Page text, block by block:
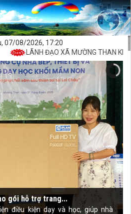
07/08/2026, 17:20
LÃNH ĐẠO XÃ MƯỜNG THAN KIỂM
gói hỗ trợ trang...
điều kiện dạy và học, giúp nhà